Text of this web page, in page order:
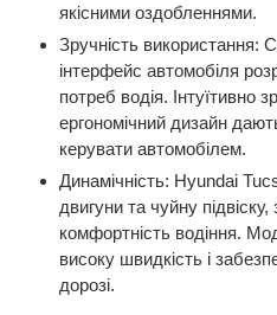
якісними оздобленнями.
Зручність використання:
інтерфейс автомобіля
потреб водія. Інтуїтивно
ергономічний дизайн
керувати автомобілем.
Динамічність: Hyundai
двигуни та чуйну
комфортність водіння.
високу швидкість і
дорозі.